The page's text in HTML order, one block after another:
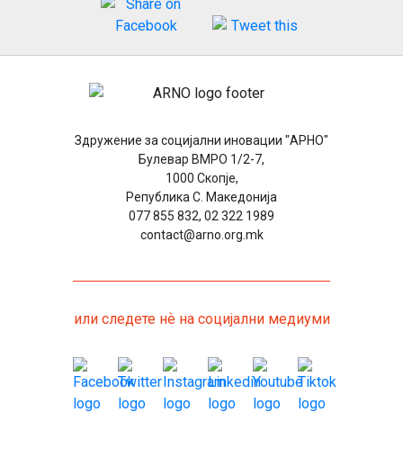
Здружение за социјални иновации "АРНО"
Булевар ВМРО 1/2-7,
1000 Скопје,
Република С. Македонија
077 855 832, 02 322 1989
contact@arno.org.mk
или следете нѐ на социјални медиуми